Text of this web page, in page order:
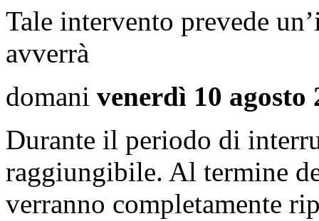
Tale intervento prevede
avverrà
domani venerdì 10 agosto
Durante il periodo di
raggiungibile. Al termine
verranno completamente